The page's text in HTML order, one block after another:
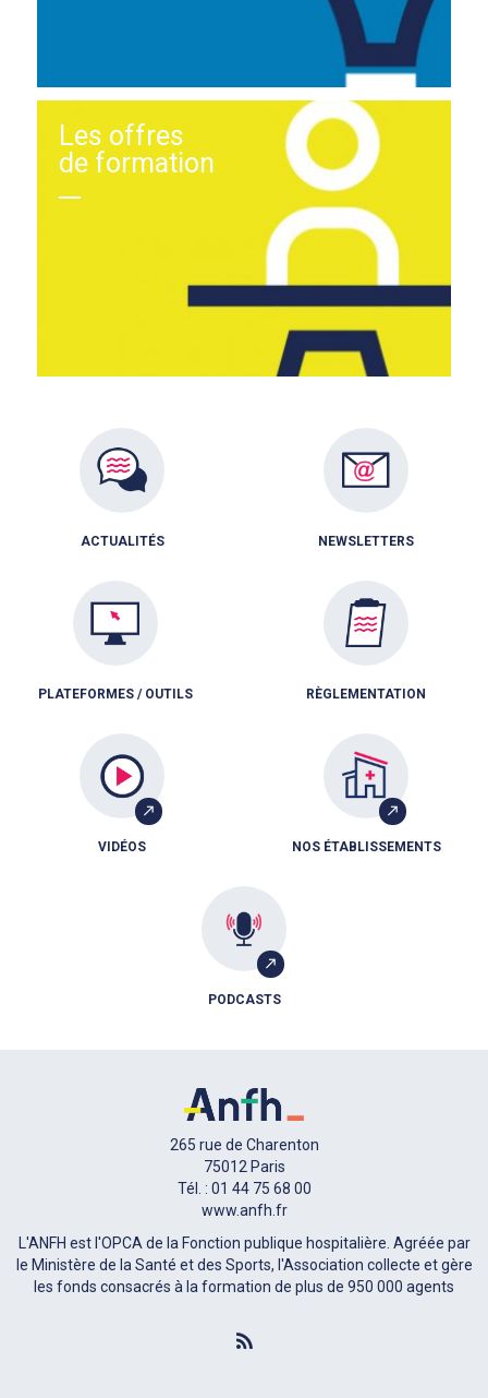
Les offres
de formation
ACTUALITÉS NEWSLETTERS
PLATEFORMES / OUTILS RÈGLEMENTATION
VIDÉOS NOS ÉTABLISSEMENTS
PODCASTS
265 rue de Charenton
75012 Paris
Tél. : 01 44 75 68 00
www.anfh.fr
L'ANFH est l'OPCA de la Fonction publique hospitalière. Agréée par
le Ministère de la Santé et des Sports, l'Association collecte et gère
les fonds consacrés à la formation de plus de 950 000 agents